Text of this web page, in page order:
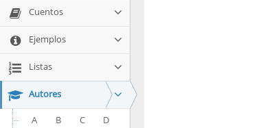
Cuentos
Ejemplos
Listas
Autores
A B C
D